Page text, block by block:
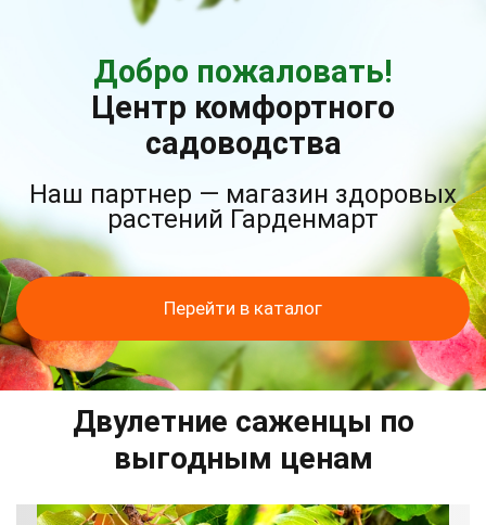
Добро пожаловать!
Центр комфортного
садоводства
Наш партнер — магазин здоровых
растений Гарденмарт
Перейти в каталог
Двулетние саженцы по
выгодным ценам